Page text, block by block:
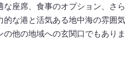
座席、食事のオプション、さ
な港と活気ある地中海の雰囲
他の地域への玄関口でもあり